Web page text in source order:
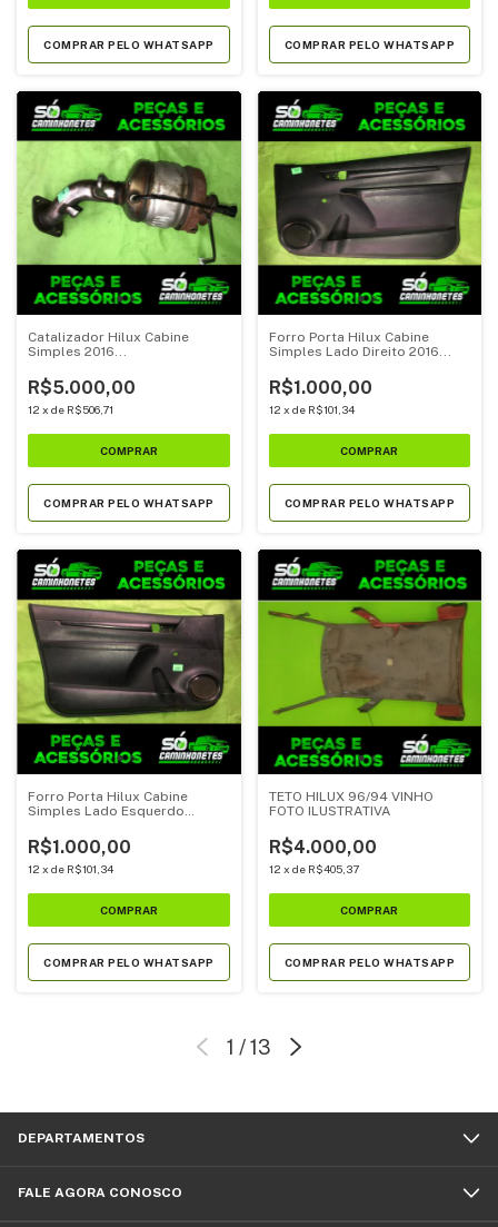
COMPRAR PELO WHATSAPP COMPRAR PELO WHATSAPP
Catalizador Hilux Cabine
Simples 2016...
R$5.000,00
12 x de R$506,71
COMPRAR PELO WHATSAPP
Forro Porta Hilux Cabine
Simples Lado Direito 2016...
R$1.000,00
12 x de R$101,34
COMPRAR PELO WHATSAPP
Forro Porta Hilux Cabine
Simples Lado Esquerdo
R$1.000,00
12 x de R$101,34
COMPRAR PELO WHATSAPP
TETO HILUX 96/94 VINHO
FOTO ILUSTRATIVA
R$4.000,00
12 x de R$405,37
COMPRAR PELO WHATSAPP
1 /13
DEPARTAMENTOS
FALE AGORA CONOSCO